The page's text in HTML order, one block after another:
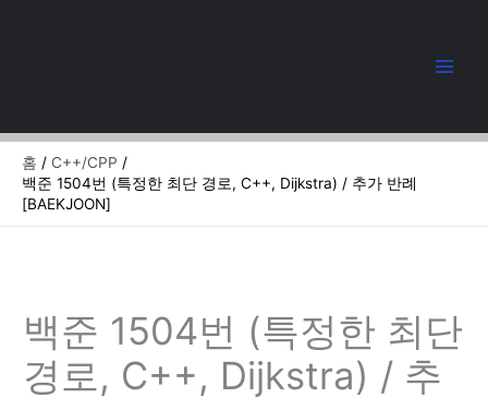
너
홈
C++/CPP
백준 1504번 (특정한 최단 경로, C++, Dijkstra) / 추가 반례
[BAEKJOON]
백준 1504번 (특정한 최단
경로, C++, Dijkstra) / 추